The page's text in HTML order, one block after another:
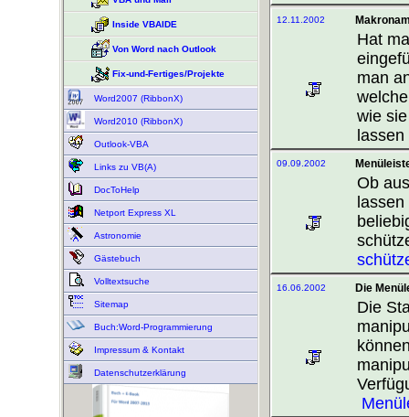
Inside VBAIDE
Von Word nach Outlook
Fix-und-Fertiges/Projekte
Word2007 (RibbonX)
Word2010 (RibbonX)
Outlook-VBA
Links zu VB(A)
DocToHelp
Netport Express XL
Astronomie
Gästebuch
Volltextsuche
Sitemap
Buch:Word-Programmierung
Impressum & Kontakt
Datenschutzerklärung
12.11.2002
Hat
man
wie
09.09.2002
Ob
16.06.2002 Die
Die